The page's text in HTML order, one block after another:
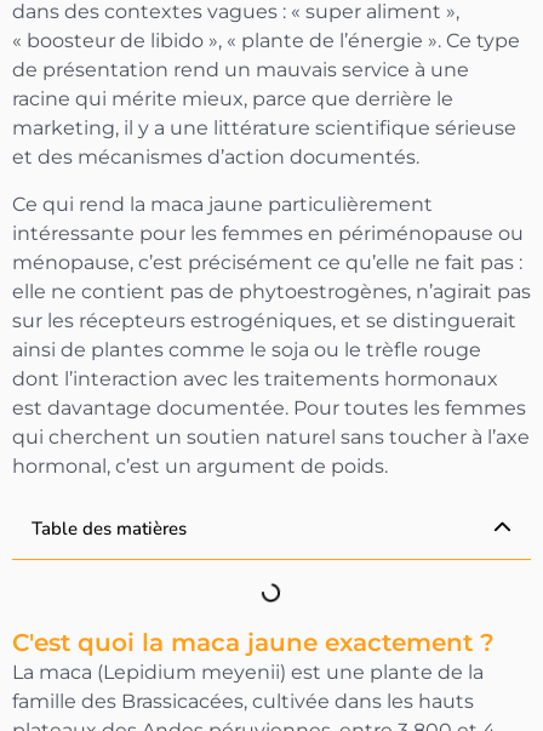
-10% OFFERTS
Sur votre première commande
OBTENIR MON CODE
En vous inscrivant vous acceptez de recevoir
nos communications
dans des contextes vagues : « super aliment »,
« boosteur de libido », « plante de l’énergie ». Ce type
de présentation rend un mauvais service à une
racine qui mérite mieux, parce que derrière le
marketing, il y a une littérature scientifique sérieuse
et des mécanismes d’action documentés.
Ce qui rend la maca jaune particulièrement
intéressante pour les femmes en périménopause ou
ménopause, c’est précisément ce qu’elle ne fait pas :
elle ne contient pas de phytoestrogènes, n’agirait pas
sur les récepteurs estrogéniques, et se distinguerait
ainsi de plantes comme le soja ou le trèfle rouge
dont l’interaction avec les traitements hormonaux
est davantage documentée. Pour toutes les femmes
qui cherchent un soutien naturel sans toucher à l’axe
hormonal, c’est un argument de poids.
Table des matières
C'est quoi la maca jaune exactement ?
La maca (Lepidium meyenii) est une plante de la
famille des Brassicacées, cultivée dans les hauts